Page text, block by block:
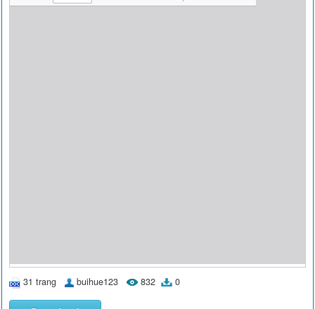
31 trang buihue123 832 0